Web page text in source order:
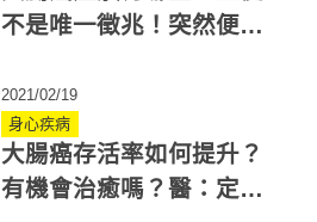
不是唯一徵兆！突然便
2021/02/19
身心疾病
大腸癌存活率如何提升？
有機會治癒嗎？醫：定期